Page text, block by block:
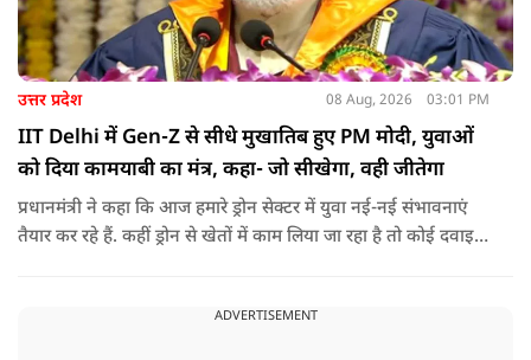
उत्तर प्रदेश 08 Aug, 2026 03:01 PM
IIT Delhi में Gen-Z से सीधे मुखातिब हुए PM मोदी, युवाओं
को दिया कामयाबी का मंत्र, कहा- जो सीखेगा, वही जीतेगा
प्रधानमंत्री ने कहा कि आज हमारे ड्रोन सेक्टर में युवा नई-नई संभावनाएं
तैयार कर रहे हैं. कहीं ड्रोन से खेतों में काम लिया जा रहा है तो कोई दवाइयां
ADVERTISEMENT